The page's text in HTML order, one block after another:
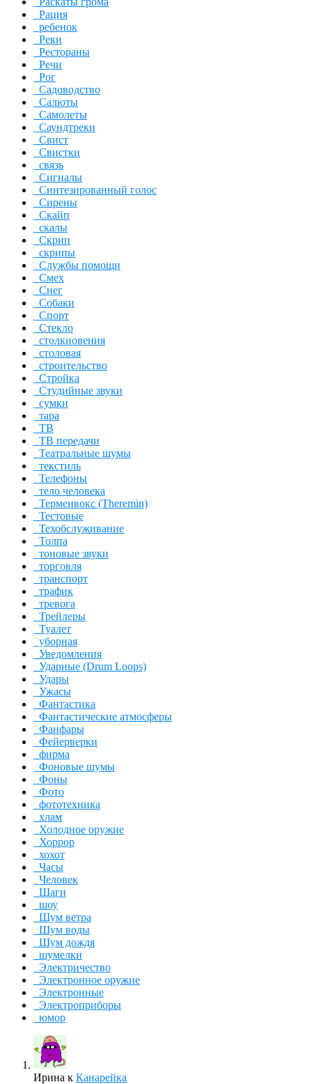
Рация
ребенок
Реки
Рестораны
Речи
Рог
Садоводство
Салюты
Самолеты
Саундтреки
Свист
Свистки
связь
Сигналы
Синтезированный голос
Сирены
Скайп
скалы
Скрип
скрипы
Службы помощи
Смех
Снег
Собаки
Спорт
Стекло
столкновения
столовая
строительство
Стройка
Студийные звуки
сумки
тара
ТВ
ТВ передачи
Театральные шумы
текстиль
Телефоны
тело человека
Терменвокс (Theremin)
Тестовые
Техобслуживание
Толпа
тоновые звуки
торговля
транспорт
трафик
тревога
Трейлеры
Туалет
уборная
Уведомления
Ударные (Drum Loops)
Удары
Ужасы
Фантастика
Фантастические атмосферы
Фанфары
Фейерверки
фирма
Фоновые шумы
Фоны
Фото
фототехника
хлам
Холодное оружие
Хоррор
хохот
Часы
Человек
Шаги
шоу
Шум ветра
Шум воды
Шум дождя
шумелки
Электричество
Электронное оружие
Электронные
Электроприборы
юмор
Ирина к Канарейка